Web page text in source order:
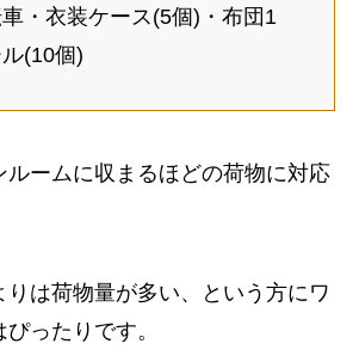
・衣装ケース(5個)・布団1
(10個)
ルームに収まるほどの荷物に対応
りは荷物量が多い、という方にワ
ったりです。